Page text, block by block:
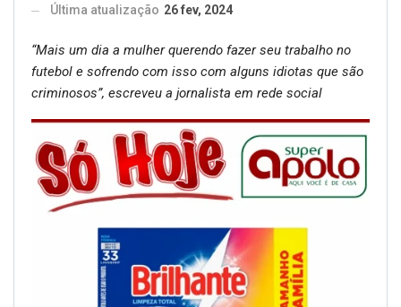
Última atualização 26 fev, 2024
“Mais um dia a mulher querendo fazer seu trabalho no
futebol e sofrendo com isso com alguns idiotas que são
criminosos”, escreveu a jornalista em rede social